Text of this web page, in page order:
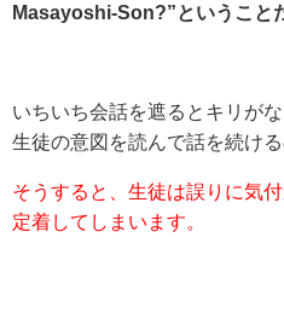
Masayoshi-Son?”ということ
いちいち会話を遮るとキリが
生徒の意図を読んで話を続ける
そうすると、生徒は誤りに気
定着してしまいます。